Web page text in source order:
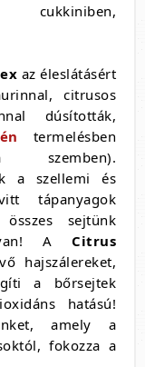
cukkiniben,
az éleslátásért
citrusos
dúsították,
termelésben
a szellemi és
tápanyagok
sejtünk
van! A Citrus
hajszálereket,
a bőrsejtek
hatású!
amely a
fokozza a